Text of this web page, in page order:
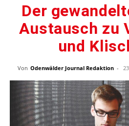
Der
Austausch zu
und
Von Odenwälder Journal Redaktion -